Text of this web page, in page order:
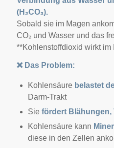
(H₂CO₃).
Sobald sie im Magen
CO₂ und Wasser und das
**Kohlenstoffdioxid wirkt im
❌Das Problem:
Kohlensäure belastet
Darm-Trakt
Sie fördert Blähungen,
Kohlensäure kann
diese in den Zellen